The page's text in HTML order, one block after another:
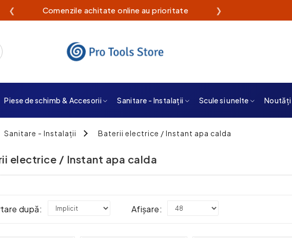
❮ Livrare rapidă din stoc propriu ❯
Piese de schimb & Accesorii Sanitare - Instalații Scule si unelte Noutăți
Sanitare - Instalații Baterii electrice / Instant apa calda
electrice / Instant apa calda
după: Afișare: